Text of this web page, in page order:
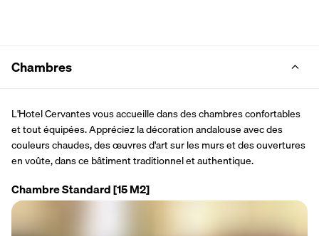
Chambres
L'Hotel Cervantes vous accueille dans des chambres confortables
et tout équipées. Appréciez la décoration andalouse avec des
couleurs chaudes, des œuvres d'art sur les murs et des ouvertures
en voûte, dans ce bâtiment traditionnel et authentique.
Chambre Standard[15 M2]